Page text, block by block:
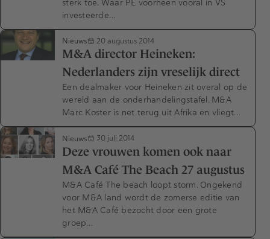
sterk toe. Waar PE voorheen vooral in VS
investeerde…
Nieuws 20 augustus 2014
M&A director Heineken:
Nederlanders zijn vreselijk direct
Een dealmaker voor Heineken zit overal op de
wereld aan de onderhandelingstafel. M&A
Marc Koster is net terug uit Afrika en vliegt…
Nieuws 30 juli 2014
Deze vrouwen komen ook naar
M&A Café The Beach 27 augustus
M&A Café The beach loopt storm. Ongekend
voor M&A land wordt de zomerse editie van
het M&A Café bezocht door een grote
groep…